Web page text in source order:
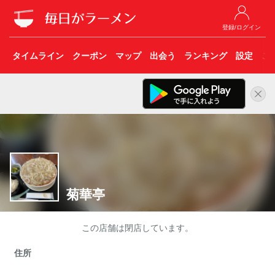
登録/ログイン
タイムライン クーポン マップ 出会う ランキング 設定 こ
菊華亭
この店舗は閉店しています。
住所